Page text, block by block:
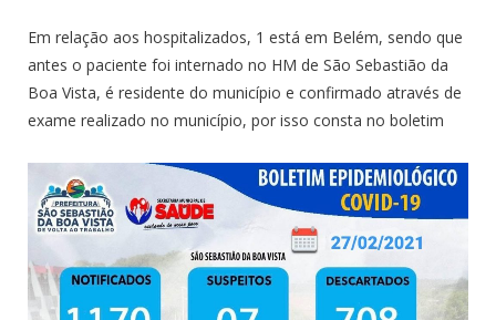
Em relação aos hospitalizados, 1 está em Belém, sendo que
antes o paciente foi internado no HM de São Sebastião da
Boa Vista, é residente do município e confirmado através de
exame realizado no município, por isso consta no boletim